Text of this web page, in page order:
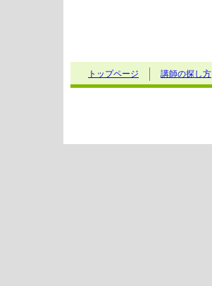
トップページ 講師の探し方